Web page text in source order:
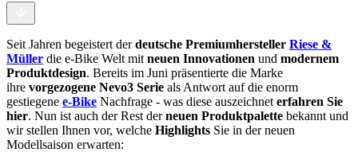
Seit Jahren begeistert derdeutsche Premiumhersteller Riese &
Müller die e-Bike Welt mit neuen Innovationen und modernem
Produktdesign. Bereits im Juni präsentierte die Marke
ihre vorgezogene Nevo3 Serie als Antwort auf die enorm
gestiegene e-Bike Nachfrage - was diese auszeichnet erfahren Sie
hier. Nun ist auch der Rest derneuen Produktpalette bekannt und
wir stellen Ihnen vor, welche Highlights Sie in der neuen
Modellsaison erwarten: